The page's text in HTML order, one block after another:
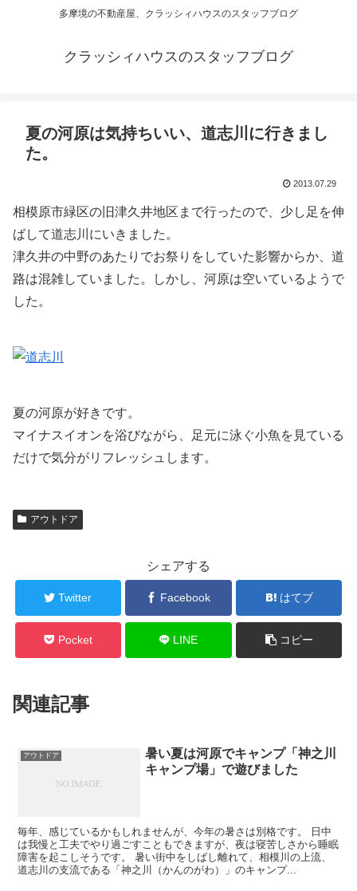
多摩境の不動産屋、クラッシィハウスのスタッフブログ
クラッシィハウスのスタッフブログ
夏の河原は気持ちいい、道志川に行きまし
た。
2013.07.29
相模原市緑区の旧津久井地区まで行ったので、少し足を伸
ばして道志川にいきました。
津久井の中野のあたりでお祭りをしていた影響からか、道
路は混雑していました。しかし、河原は空いているようで
した。
夏の河原が好きです。
マイナスイオンを浴びながら、足元に泳ぐ小魚を見ている
だけで気分がリフレッシュします。
アウトドア
シェアする
Twitter Facebook はてブ
Pocket LINE コピー
関連記事
アウトドア
暑い夏は河原でキャンプ「神之川
キャンプ場」で遊びました
毎年、感じているかもしれませんが、今年の暑さは別格です。 日中
は我慢と工夫でやり過ごすこともできますが、夜は寝苦しさから睡眠
障害を起こしそうです。 暑い街中をしばし離れて、相模川の上流、
道志川の支流である「神之川（かんのがわ）」のキャンプ...